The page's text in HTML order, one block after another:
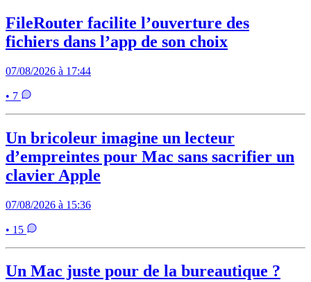
FileRouter facilite l’ouverture des
fichiers dans l’app de son choix
07/08/2026 à 17:44
• 7
Un bricoleur imagine un lecteur
d’empreintes pour Mac sans sacrifier un
clavier Apple
07/08/2026 à 15:36
• 15
Un Mac juste pour de la bureautique ?